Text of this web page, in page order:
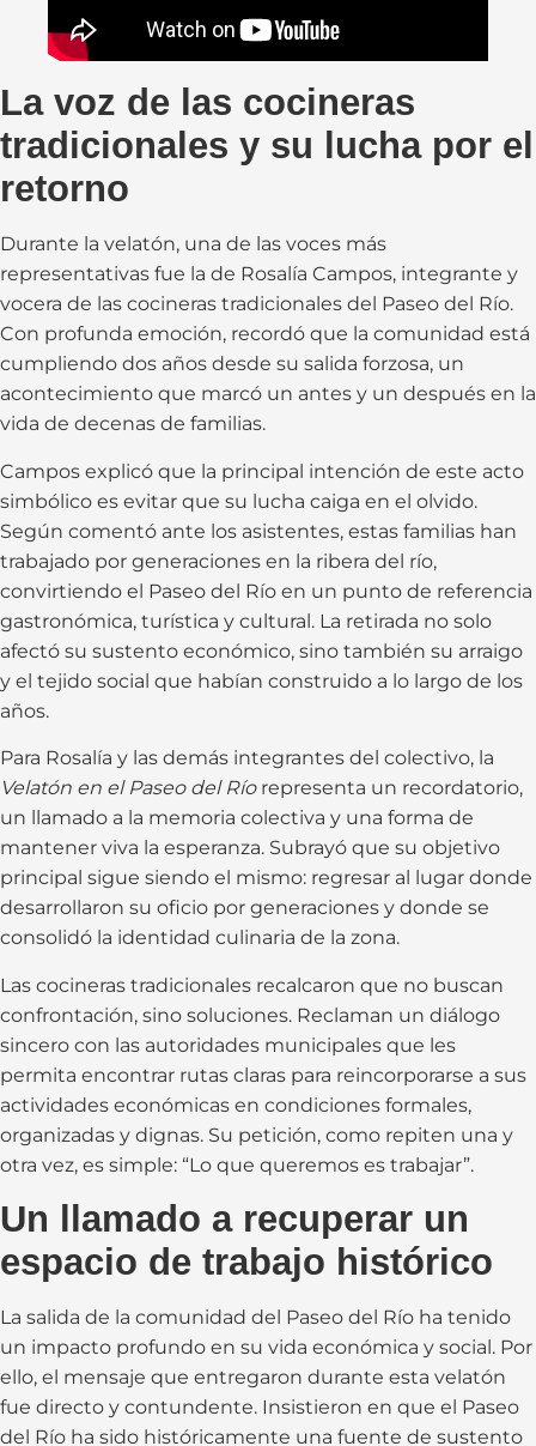
La voz de las cocineras
tradicionales y su lucha por el
retorno
Durante la velatón, una de las voces más
representativas fue la de Rosalía Campos, integrante y
vocera de las cocineras tradicionales del Paseo del Río.
Con profunda emoción, recordó que la comunidad está
cumpliendo dos años desde su salida forzosa, un
acontecimiento que marcó un antes y un después en la
vida de decenas de familias.
Campos explicó que la principal intención de este acto
simbólico es evitar que su lucha caiga en el olvido.
Según comentó ante los asistentes, estas familias han
trabajado por generaciones en la ribera del río,
convirtiendo el Paseo del Río en un punto de referencia
gastronómica, turística y cultural. La retirada no solo
afectó su sustento económico, sino también su arraigo
y el tejido social que habían construido a lo largo de los
años.
Para Rosalía y las demás integrantes del colectivo, la
Velatón en el Paseo del Ríorepresenta un recordatorio,
un llamado a la memoria colectiva y una forma de
mantener viva la esperanza. Subrayó que su objetivo
principal sigue siendo el mismo: regresar al lugar donde
desarrollaron su oficio por generaciones y donde se
consolidó la identidad culinaria de la zona.
Las cocineras tradicionales recalcaron que no buscan
confrontación, sino soluciones. Reclaman un diálogo
sincero con las autoridades municipales que les
permita encontrar rutas claras para reincorporarse a sus
actividades económicas en condiciones formales,
organizadas y dignas. Su petición, como repiten una y
otra vez, es simple: “Lo que queremos es trabajar”.
Un llamado a recuperar un
espacio de trabajo histórico
La salida de la comunidad del Paseo del Río ha tenido
un impacto profundo en su vida económica y social. Por
ello, el mensaje que entregaron durante esta velatón
fue directo y contundente. Insistieron en que el Paseo
del Río ha sido históricamente una fuente de sustento